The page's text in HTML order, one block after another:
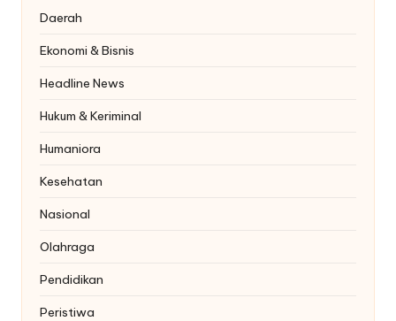
Daerah
Ekonomi & Bisnis
Headline News
Hukum & Keriminal
Humaniora
Kesehatan
Nasional
Olahraga
Pendidikan
Peristiwa